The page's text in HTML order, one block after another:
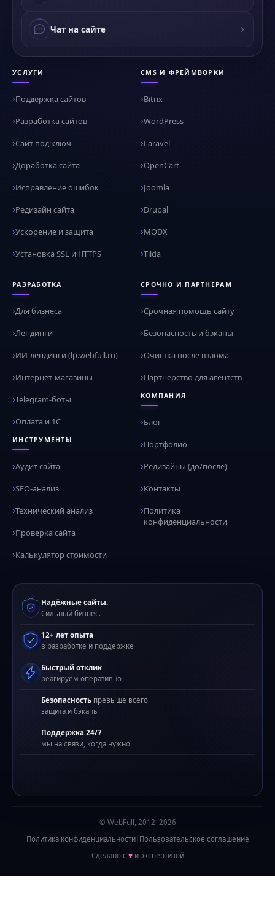
Чат на сайте
УСЛУГИ
Поддержка сайтов
Разработка сайтов
Сайт под ключ
Доработка сайта
Исправление ошибок
Редизайн сайта
Ускорение и защита
Установка SSL и HTTPS
CMS И ФРЕЙМВОРКИ
Bitrix
WordPress
Laravel
OpenCart
Joomla
Drupal
MODX
Tilda
РАЗРАБОТКА
Для бизнеса
Лендинги
ИИ-лендинги (lp.webfull.ru)
Интернет-магазины
Telegram-боты
Оплата и 1С
ИНСТРУМЕНТЫ
Аудит сайта
SEO-анализ
Технический анализ
Проверка сайта
Калькулятор стоимости
СРОЧНО И ПАРТНЁРАМ
Срочная помощь сайту
Безопасность и бэкапы
Очистка после взлома
Партнёрство для агентств
КОМПАНИЯ
Блог
Портфолио
Редизайны (до/после)
Контакты
Политика
конфиденциальности
Надёжные сайты.
Сильный бизнес.
12+ лет опыта
в разработке и поддержке
Быстрый отклик
реагируем оперативно
Безопасность превыше всего
защита и бэкапы
Поддержка 24/7
мы на связи, когда нужно
© WebFull, 2012–2026
Политика конфиденциальности| Пользовательское соглашение
Сделано с ♥и экспертизой